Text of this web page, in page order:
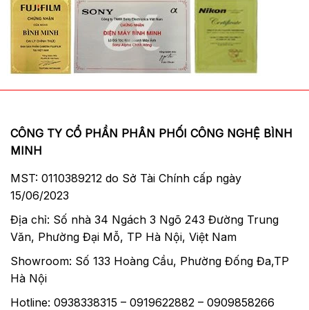
CÔNG TY CỔ PHẦN PHÂN PHỐI CÔNG NGHỆ BÌNH
MINH
MST: 0110389212 do Sở Tài Chính cấp ngày
15/06/2023
Địa chỉ: Số nhà 34 Ngách 3 Ngõ 243 Đường Trung
Văn, Phường Đại Mỗ, TP Hà Nội, Việt Nam
Showroom: Số 133 Hoàng Cầu, Phường Đống Đa,TP
Hà Nội
Hotline: 0938338315 – 0919622882 – 0909858266